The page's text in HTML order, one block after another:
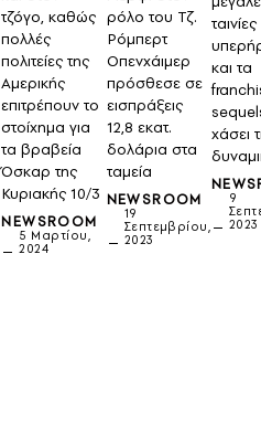
τζόγο, καθώς
πολλές
πολιτείες της
Αμερικής
επιτρέπουν το
στοίχημα για
τα βραβεία
Όσκαρ της
Κυριακής 10/3
NEWSROOM
5 Μαρτίου,
2024
ρόλο του Τζ.
Ρόμπερτ
Οπενχάιμερ
πρόσθεσε σε
εισπράξεις
12,8 εκατ.
δολάρια στα
ταμεία
NEWSROOM
19
Σεπτεμβρίου,
2023
και τα
χάσει
9
2023